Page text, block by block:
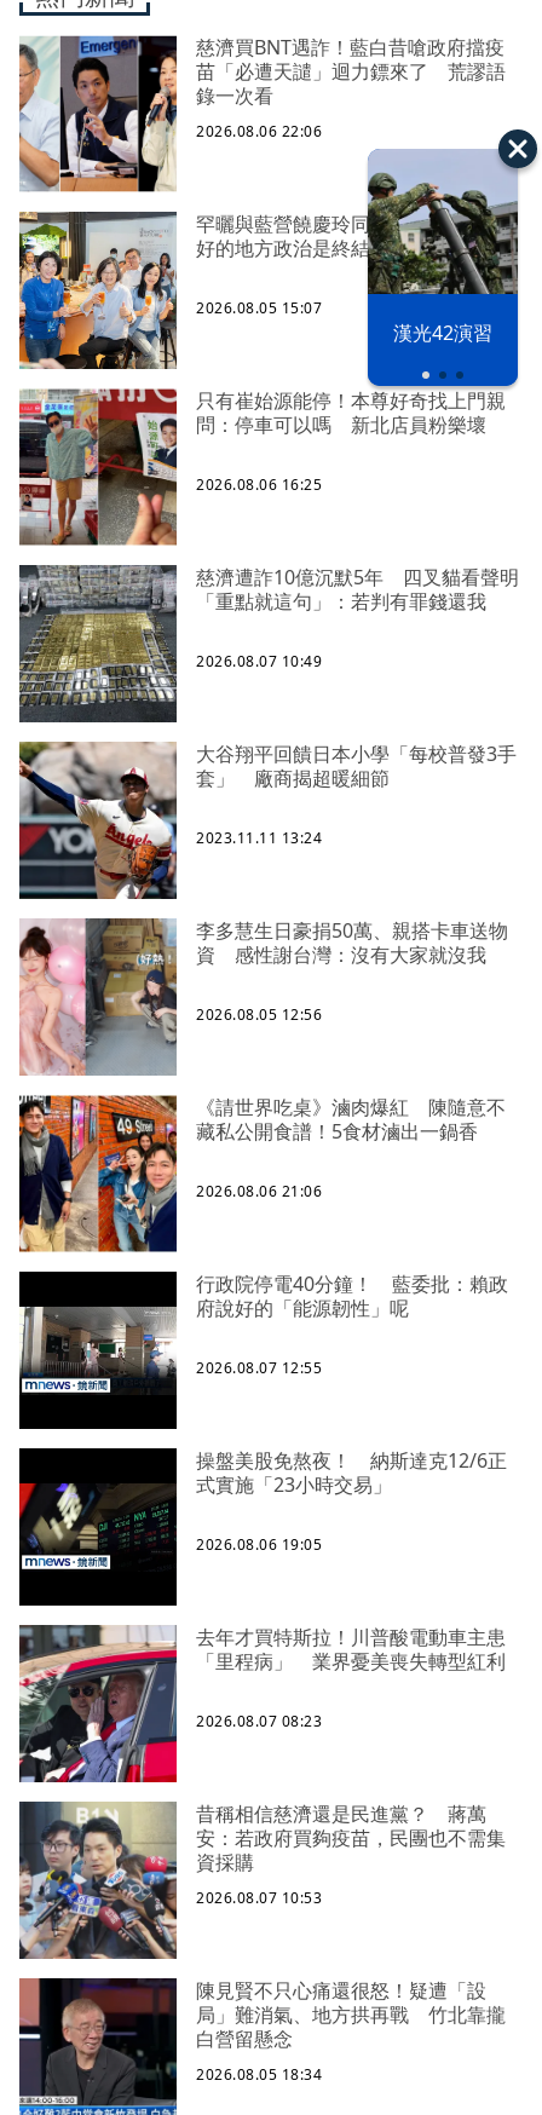
漢光42演習
慈濟買BNT遇詐！藍白昔嗆政府擋疫
苗「必遭天譴」迴力鏢來了 荒謬語
錄一次看
2026.08.06 22:06
罕曬與藍營饒慶玲同框照 蔡英文：
好的地方政治是終結對立、彼此接力
2026.08.05 15:07
只有崔始源能停！本尊好奇找上門親
問：停車可以嗎 新北店員粉樂壞
2026.08.06 16:25
慈濟遭詐10億沉默5年 四叉貓看聲明
「重點就這句」：若判有罪錢還我
2026.08.07 10:49
大谷翔平回饋日本小學「每校普發3手
套」 廠商揭超暖細節
2023.11.11 13:24
李多慧生日豪捐50萬、親搭卡車送物
資 感性謝台灣：沒有大家就沒我
2026.08.05 12:56
《請世界吃桌》滷肉爆紅 陳隨意不
藏私公開食譜！5食材滷出一鍋香
2026.08.06 21:06
行政院停電40分鐘！ 藍委批：賴政
府說好的「能源韌性」呢
2026.08.07 12:55
操盤美股免熬夜！ 納斯達克12/6正
式實施「23小時交易」
2026.08.06 19:05
去年才買特斯拉！川普酸電動車主患
「里程病」 業界憂美喪失轉型紅利
2026.08.07 08:23
昔稱相信慈濟還是民進黨？ 蔣萬
安：若政府買夠疫苗，民團也不需集
資採購
2026.08.07 10:53
陳見賢不只心痛還很怒！疑遭「設
局」難消氣、地方拱再戰 竹北靠攏
白營留懸念
2026.08.05 18:34